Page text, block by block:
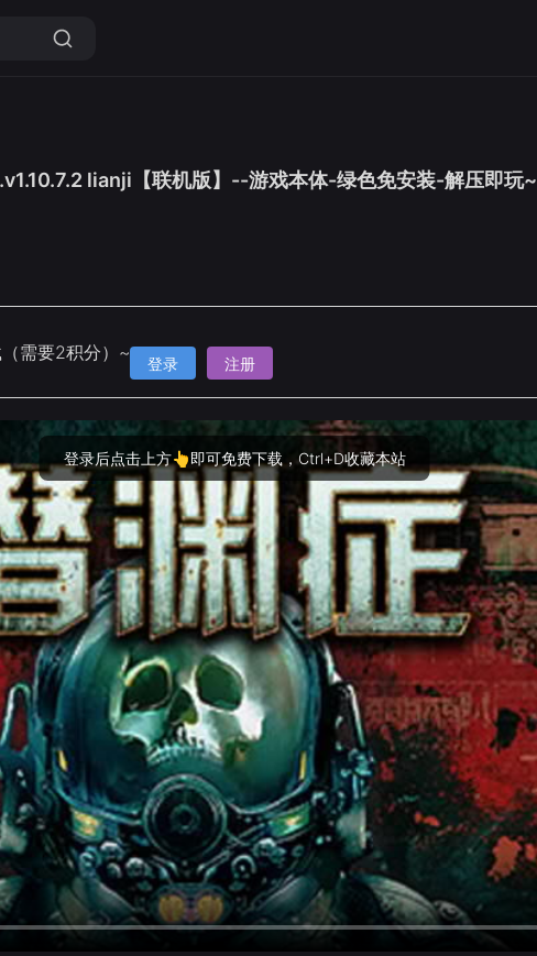
lianji【联机版】--游戏本体-绿色免安装-解压即玩~
需要2积分）~
登录 注册
登录后点击上方👆即可免费下载，Ctrl+D收藏本站